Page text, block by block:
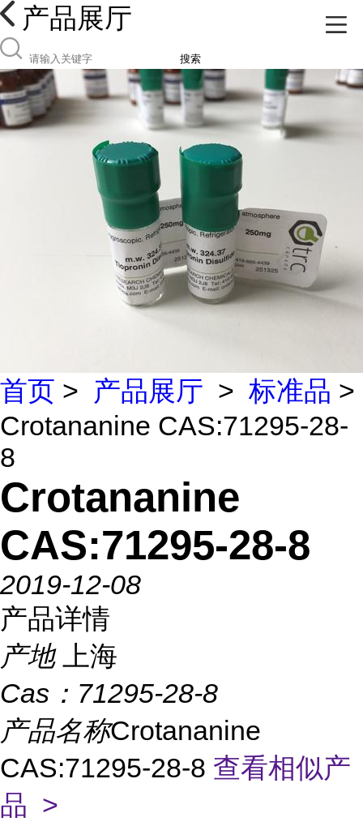
产品展厅
搜索
首页 > 产品展厅 > 标准品 >
Crotananine CAS:71295-28-
8
Crotananine
CAS:71295-28-8
2019-12-08
产品详情
产地
上海
Cas： 71295-28-8
产品名称Crotananine
CAS:71295-28-8 查看相似产
品 >